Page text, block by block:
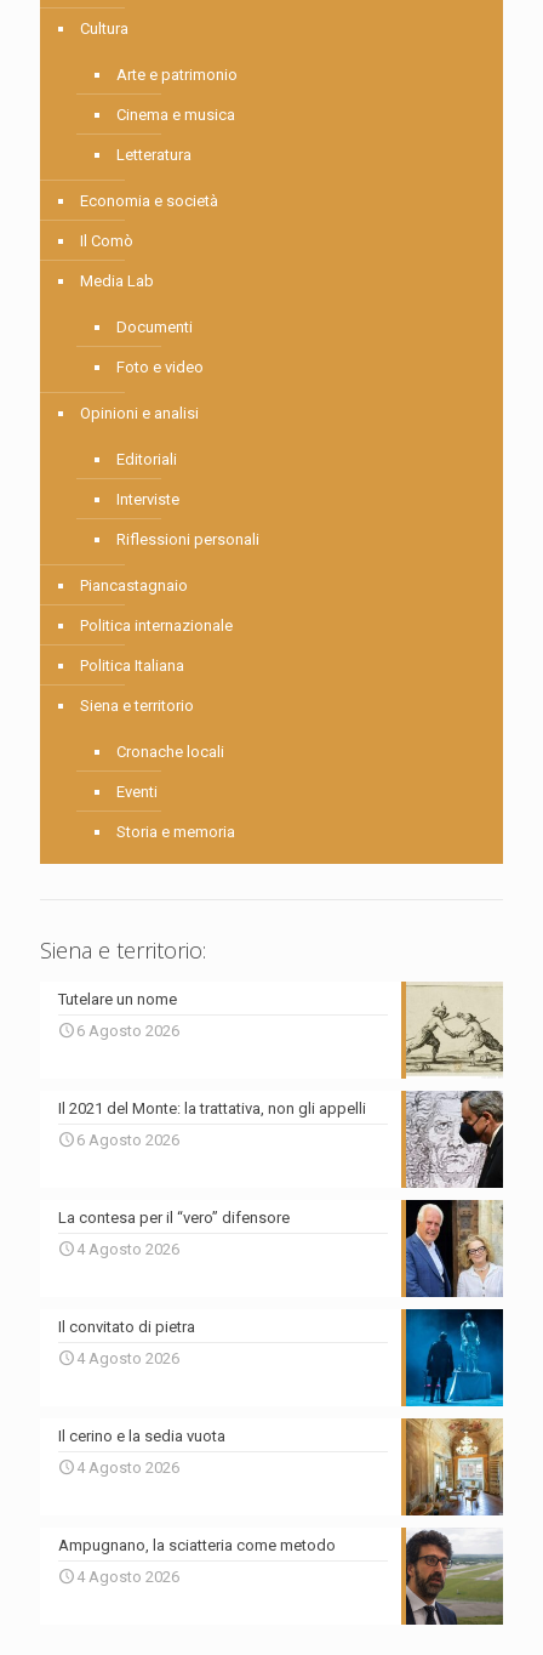
Cultura
Arte e patrimonio
Cinema e musica
Letteratura
Economia e società
Il Comò
Media Lab
Documenti
Foto e video
Opinioni e analisi
Editoriali
Interviste
Riflessioni personali
Piancastagnaio
Politica internazionale
Politica Italiana
Siena e territorio
Cronache locali
Eventi
Storia e memoria
Siena e territorio:
Tutelare un nome
6 Agosto 2026
Il 2021 del Monte: la trattativa, non gli appelli
6 Agosto 2026
La contesa per il “vero” difensore
4 Agosto 2026
Il convitato di pietra
4 Agosto 2026
Il cerino e la sedia vuota
4 Agosto 2026
Ampugnano, la sciatteria come metodo
4 Agosto 2026